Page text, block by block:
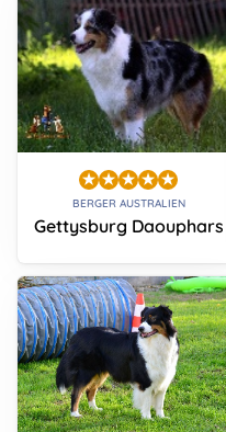
BERGER AUSTRALIEN
Gettysburg Daouphars